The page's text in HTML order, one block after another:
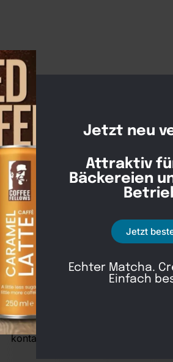
Kontakt
030 30 34 22 77
kontakt@awad-getraenke.de
Jetzt neu
Attraktiv
Bäckereien
Jetzt
Echter Matcha.
Einfach